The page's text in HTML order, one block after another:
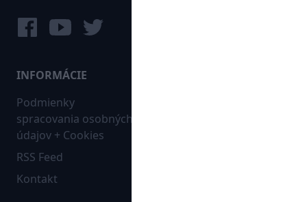
INFORMÁCIE
Podmienky
spracovania osobných
údajov + Cookies
RSS Feed
Kontakt